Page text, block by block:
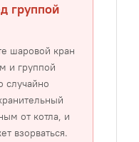
группой
шаровой кран
и группой
случайно
от котла, и
взорваться.